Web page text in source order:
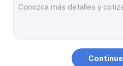
Continue